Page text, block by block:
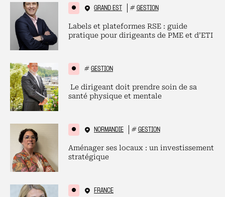
GRAND EST # GESTION
Labels et plateformes RSE : guide
pratique pour dirigeants de PME et d’ETI
# GESTION
Le dirigeant doit prendre soin de sa
santé physique et mentale
NORMANDIE # GESTION
Aménager ses locaux : un investissement
stratégique
FRANCE